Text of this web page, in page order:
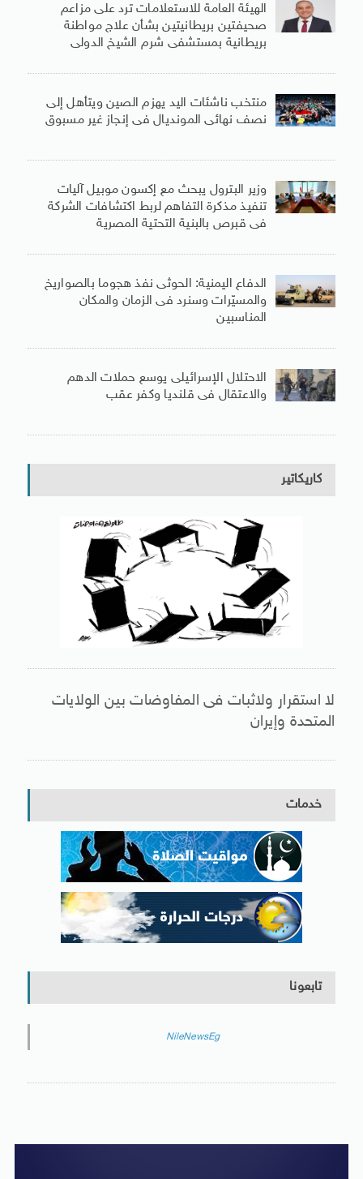
الهيئة العامة للاستعلامات ترد على مزاعم
صحيفتين بريطانيتين بشأن علاج مواطنة
بريطانية بمستشفى شرم الشيخ الدولى
منتخب ناشئات اليد يهزم الصين ويتأهل إلى
نصف نهائى المونديال فى إنجاز غير مسبوق
وزير البترول يبحث مع إكسون موبيل آليات
تنفيذ مذكرة التفاهم لربط اكتشافات الشركة
فى قبرص بالبنية التحتية المصرية
الدفاع اليمنية: الحوثى نفذ هجوما بالصواريخ
والمسيّرات وسنرد فى الزمان والمكان
المناسبين
الاحتلال الإسرائيلى يوسع حملات الدهم
والاعتقال فى قلنديا وكفر عقب
كاريكاتير
لا استقرار ولاثبات فى المفاوضات بين الولايات
المتحدة وإيران
خدمات
تابعونا
NileNewsEg